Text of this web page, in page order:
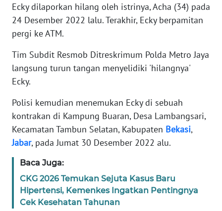
Ecky dilaporkan hilang oleh istrinya, Acha (34) pada
24 Desember 2022 lalu. Terakhir, Ecky berpamitan
pergi ke ATM.
Tim Subdit Resmob Ditreskrimum Polda Metro Jaya
langsung turun tangan menyelidiki 'hilangnya'
Ecky.
Polisi kemudian menemukan Ecky di sebuah
kontrakan di Kampung Buaran, Desa Lambangsari,
Kecamatan Tambun Selatan, Kabupaten Bekasi,
Jabar, pada Jumat 30 Desember 2022 alu.
Baca Juga:
CKG 2026 Temukan Sejuta Kasus Baru
Hipertensi, Kemenkes Ingatkan Pentingnya
Cek Kesehatan Tahunan
TENTANG
PEDOMAN
MEDIA
SIBER
REDAKSI
KARIR
Wahana
Regional